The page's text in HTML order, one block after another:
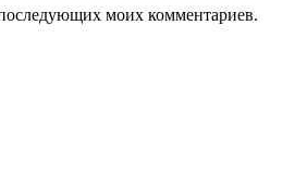
моих комментариев.